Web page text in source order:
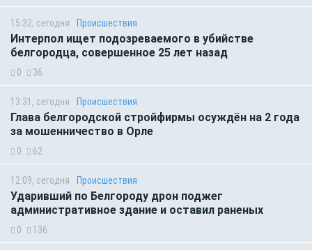
15:32, сегодня Происшествия
Интерпол ищет подозреваемого в убийстве
белгородца, совершенное 25 лет назад
0 36
13:31, сегодня Происшествия
Глава белгородской стройфирмы осуждён на 2 года
за мошенничество в Орле
0 62
12:09, сегодня Происшествия
Ударивший по Белгороду дрон поджег
административное здание и оставил раненых
0 136